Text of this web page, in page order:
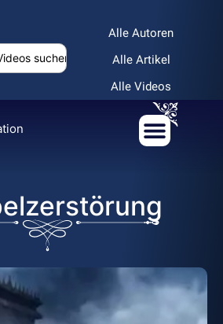
Alle Autoren
Alle Artikel
Alle Videos